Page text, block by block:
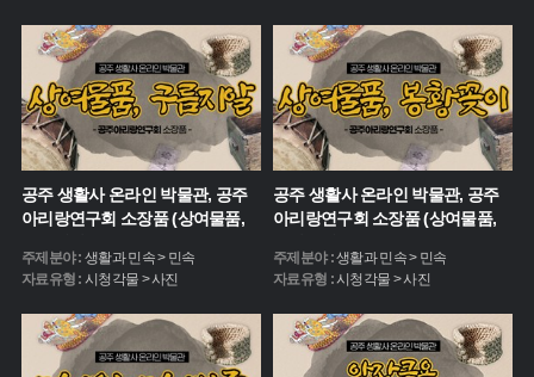
공주 생활사 온라인 박물관, 공주
아리랑연구회 소장품 (상여물품,
주제분야 : 생활과 민속 > 민속
자료유형 : 시청각물 > 사진
공주 생활사 온라인 박물관, 공주
아리랑연구회 소장품 (상여물품,
주제분야 :생활과 민속 > 민속
자료유형 :시청각물 > 사진